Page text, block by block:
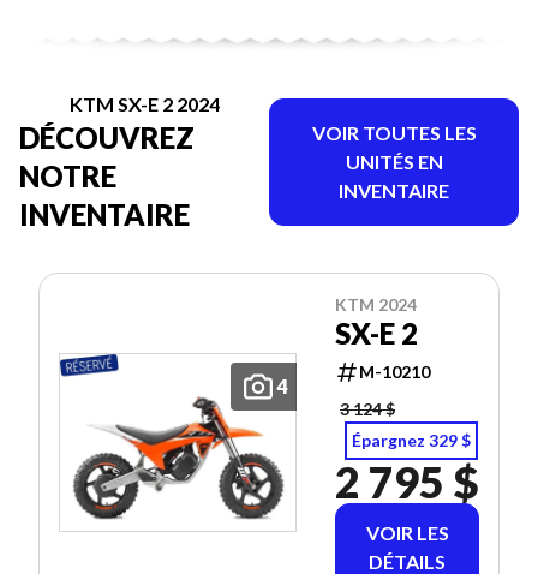
KTM SX-E 2 2024
DÉCOUVREZ
NOTRE
INVENTAIRE
VOIR TOUTES LES
UNITÉS EN
INVENTAIRE
4
KTM 2024
SX-E 2
M-10210
3 124 $
Épargnez 329 $
2 795 $
VOIR LES
DÉTAILS